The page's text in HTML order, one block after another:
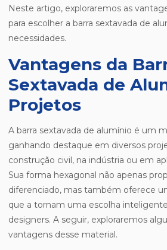
Neste artigo, exploraremos as
para escolher a barra sextavada de
necessidades.
Vantagens da
Sextavada de
Projetos
A barra sextavada de alumínio é um
ganhando destaque em diversos
construção civil, na indústria ou em
Sua forma hexagonal não apenas
diferenciado, mas também oferece
que a tornam uma escolha
designers. A seguir, exploraremos
vantagens desse material.